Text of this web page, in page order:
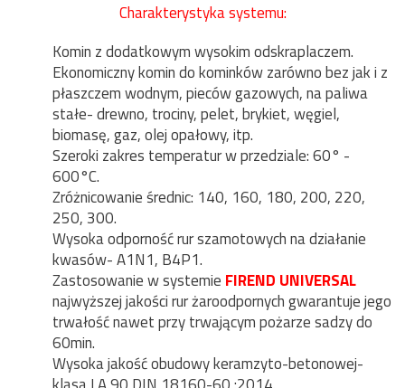
Charakterystyka systemu:
Komin z dodatkowym wysokim odskraplaczem.
Ekonomiczny komin do kominków zarówno bez jak i z
płaszczem wodnym, pieców gazowych, na paliwa
stałe- drewno, trociny, pelet, brykiet, węgiel,
biomasę, gaz, olej opałowy, itp.
Szeroki zakres temperatur w przedziale: 60° -
600°C.
Zróżnicowanie średnic: 140, 160, 180, 200, 220,
250, 300.
Wysoka odporność rur szamotowych na działanie
kwasów- A1N1, B4P1.
Zastosowanie w systemie FIREND UNIVERSAL
najwyższej jakości rur żaroodpornych gwarantuje jego
trwałość nawet przy trwającym pożarze sadzy do
60min.
Wysoka jakość obudowy keramzyto-betonowej-